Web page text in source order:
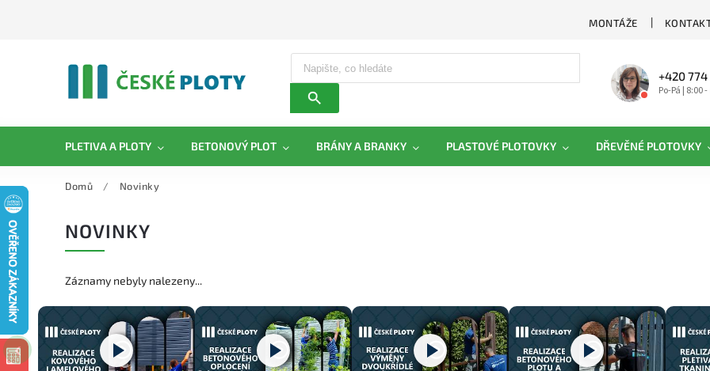
MONTÁŽE
+420
Po-Pá | 8:00
PLETIVA A PLOTY BETONOVÝ PLOT BRÁNY A BRANKY PLASTOVÉ PLOTOVKY DŘEVĚNÉ PLOTOVKY
Domů / Novinky
NOVINKY
Záznamy nebyly nalezeny...
‹